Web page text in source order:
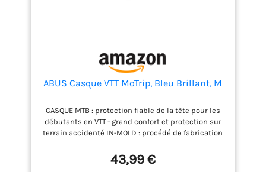
ABUS Casque VTT MoTrip, Bleu Brillant, M
CASQUE MTB : protection fiable de la tête pour les
débutants en VTT - grand confort et protection sur
terrain accidenté IN-MOLD : procédé de fabrication
durable de mousse dure EPS absorbant les chocs et
de coque extérieure en PC résistante aux chocs.
43,99 €